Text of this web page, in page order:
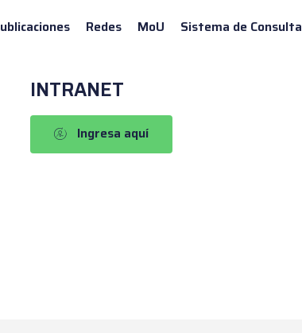
Redes MoU Sistema de Consulta
INTRANET
Ingresa aquí